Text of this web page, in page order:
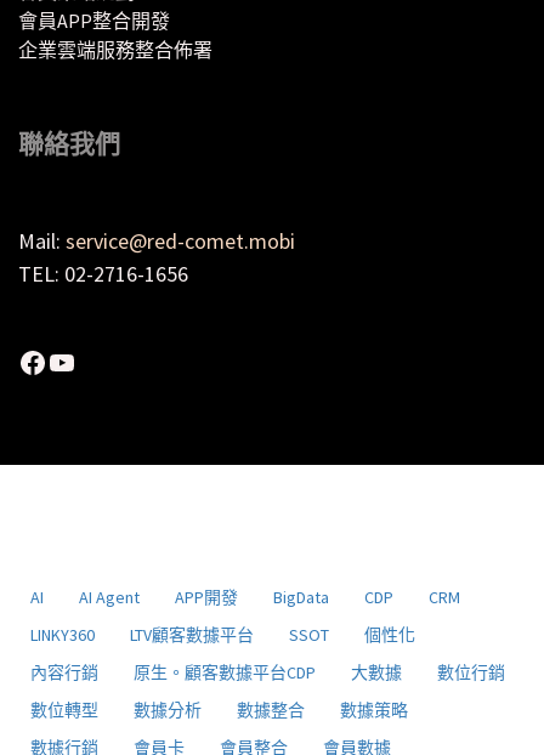
會員APP整合開發
企業雲端服務整合佈署
聯絡我們
Mail: service@red-comet.mobi
TEL: 02-2716-1656
Facebook
YouTube
AI AI Agent APP開發 BigData CDP
CRM
LINKY360
LTV顧客數據平台 SSOT
個性化
內容行銷
原生。顧客數據平台CDP 大數據
數位行銷
數位轉型
數據分析 數據整合
數據策略
數據行銷
會員卡 會員整合 會員數據